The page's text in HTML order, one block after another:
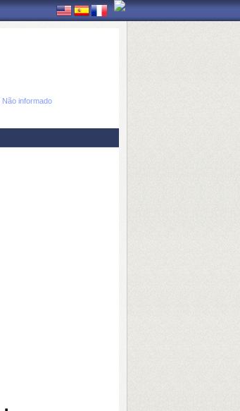
Não informado